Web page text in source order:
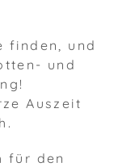
finden, und
und
Auszeit
für den